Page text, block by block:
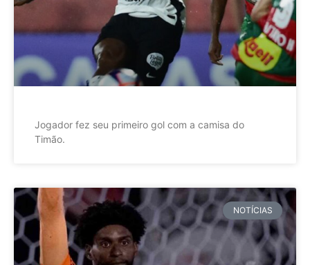
Jogador fez seu primeiro gol com a camisa do
Timão.
NOTÍCIAS